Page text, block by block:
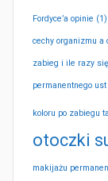
Fordyce’a opinie (1)
cechy organizmu a
zabieg i ile razy
permanentnego ust
koloru po zabiegu
otoczki
makijażu